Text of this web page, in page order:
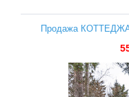
Продажа